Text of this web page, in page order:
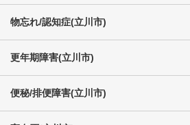
物忘れ/認知症(立川市)
更年期障害(立川市)
便秘/排便障害(立川市)